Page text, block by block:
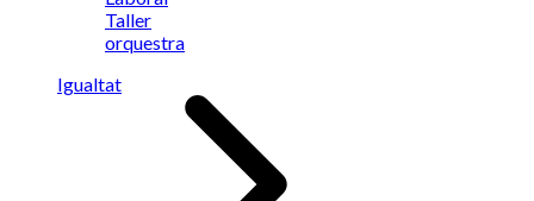
Taller
orquestra
Igualtat